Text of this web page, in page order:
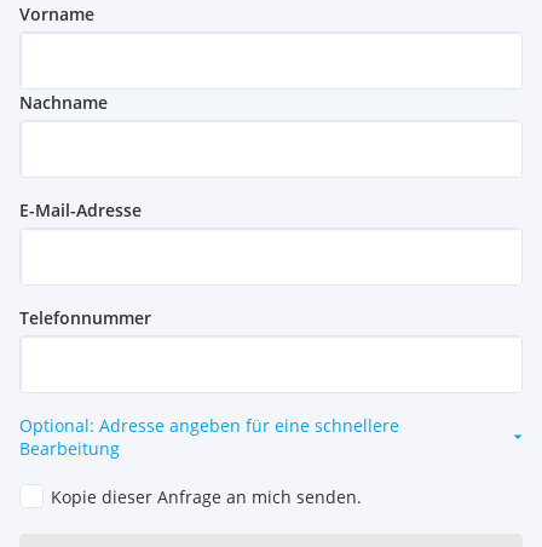
Vorname
Nachname
E-Mail-Adresse
Telefonnummer
Optional: Adresse angeben für eine schnellere
Bearbeitung
Kopie dieser Anfrage an mich senden.